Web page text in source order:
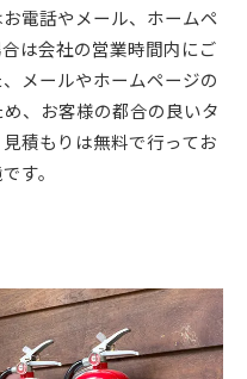
電話やメール、ホームペ
は会社の営業時間内にご
メールやホームページの
、お客様の都合の良いタ
積もりは無料で行ってお
す。